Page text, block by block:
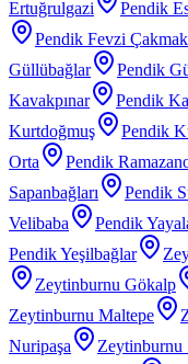
Ertuğrulgazi
Pendik
Pendik Fevzi Çakmak
Güllübağlar
Pendik
Kavakpınar
Pendik
Kurtdoğmuş
Pendik
Orta
Pendik
Sapanbağları
Pendik
Velibaba
Pendik
Pendik Yeşilbağlar
Zeytinburnu Gökalp
Zeytinburnu Maltepe
Nuripaşa
Zeytinburnu